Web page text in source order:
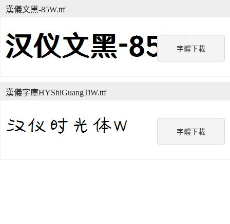
字體下載
漢儀文黑-85W.ttf
字體下載
漢儀字庫HYShiGuangTiW.ttf